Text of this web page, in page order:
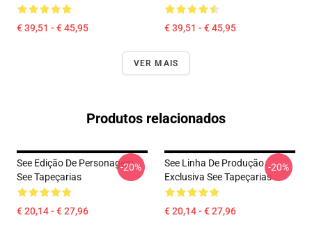
€ 39,51 - € 45,95 € 39,51 - € 45,95
VER MAIS
Produtos relacionados
See Edição De Personagem
See Tapeçarias
€ 20,14 - € 27,96
-20%
See Linha De Produção
Exclusiva See Tapeçarias
€ 20,14 - € 27,96
-20%